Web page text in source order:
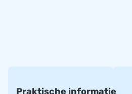
speelelementen blijven kinderen
Praktische informatie